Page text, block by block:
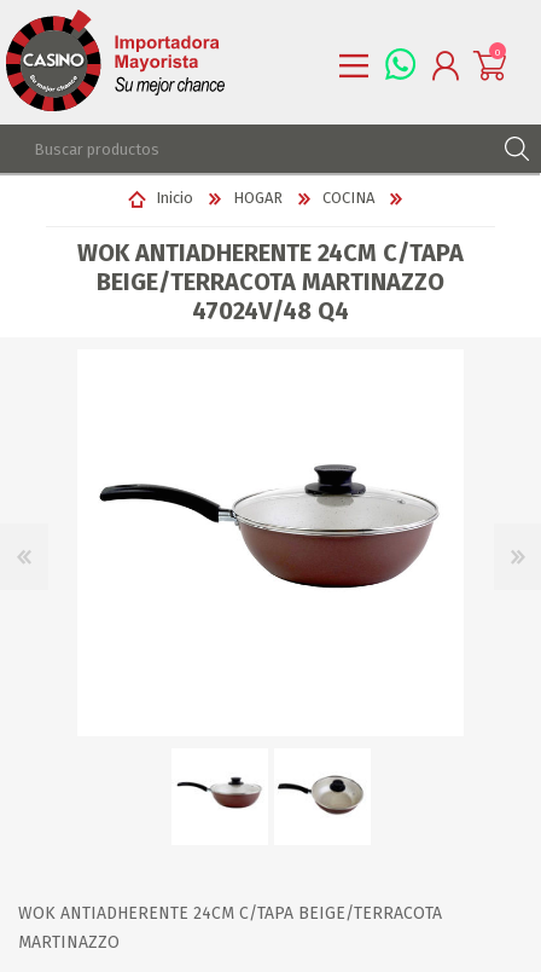
REGISTRARSE
LISTA DE DESEOS
0
Inicio HOGAR COCINA
WOK ANTIADHERENTE 24CM C/TAPA
BEIGE/TERRACOTA MARTINAZZO
47024V/48 Q4
WOK ANTIADHERENTE 24CM C/TAPA BEIGE/TERRACOTA
MARTINAZZO